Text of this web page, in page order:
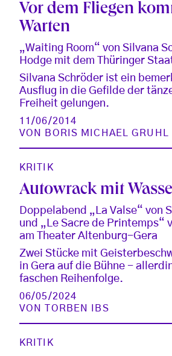
Vor dem Fliegen
Warten
„Waiting Room“ von Silvana
Hodge mit dem Thüringer
Silvana Schröder ist ein
Ausflug in die Gefilde der
Freiheit gelungen.
11/06/2014
VON
BORIS MICHAEL GRUHL
KRITIK
Autowrack mit
Doppelabend „La Valse“ von
und „Le Sacre de Printemps“
am Theater Altenburg-Gera
Zwei Stücke mit
in Gera auf die Bühne -
faschen Reihenfolge.
06/05/2024
VONTORBEN IBS
KRITIK